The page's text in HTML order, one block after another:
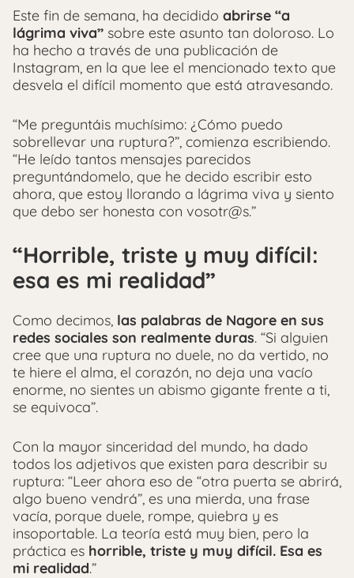
Este fin de semana, ha decidido abrirse “a
lágrima viva” sobre este asunto tan doloroso. Lo
ha hecho a través de una publicación de
Instagram, en la que lee el mencionado texto que
desvela el difícil momento que está atravesando.
“Me preguntáis muchísimo: ¿Cómo puedo
sobrellevar una ruptura?”, comienza escribiendo.
“He leído tantos mensajes parecidos
preguntándomelo, que he decido escribir esto
ahora, que estoy llorando a lágrima viva y siento
que debo ser honesta con vosotr@s.”
“Horrible, triste y muy difícil:
esa es mi realidad”
Como decimos, las palabras de Nagore en sus
redes sociales son realmente duras. “Si alguien
cree que una ruptura no duele, no da vertido, no
te hiere el alma, el corazón, no deja una vacío
enorme, no sientes un abismo gigante frente a ti,
se equivoca”.
Con la mayor sinceridad del mundo, ha dado
todos los adjetivos que existen para describir su
ruptura: “Leer ahora eso de “otra puerta se abrirá,
algo bueno vendrá”, es una mierda, una frase
vacía, porque duele, rompe, quiebra y es
insoportable. La teoría está muy bien, pero la
práctica es horrible, triste y muy difícil. Esa es
mi realidad.”